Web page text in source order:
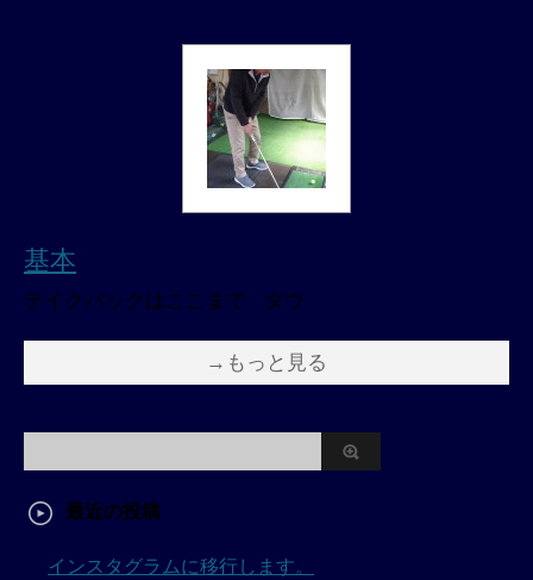
基本
テイクバックはここまで ダウ
→もっと見る
最近の投稿
インスタグラムに移行します。